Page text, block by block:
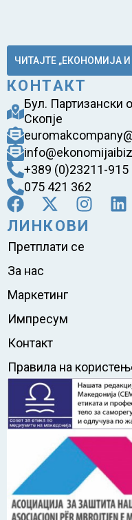
ЧИТАЈТЕ „ЕКОНОМИЈА
КОНТАКТ
Бул. Партизански
Скопје
+389 (0)23211-915
075 421 362
ЛИНКОВИ
Претплати се
За нас
Маркетинг
Импресум
Контакт
Правила на